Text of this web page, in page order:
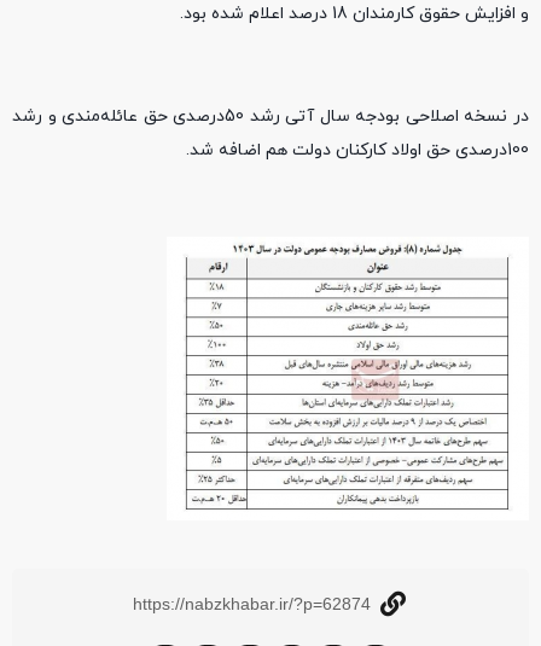
و افزایش حقوق کارمندان 18 درصد اعلام شده بود.
در نسخه اصلاحی بودجه سال آتی رشد 50درصدی حق عائله‌مندی و رشد
100درصدی حق اولاد کارکنان دولت هم اضافه شد.
https://nabzkhabar.ir/?p=62874